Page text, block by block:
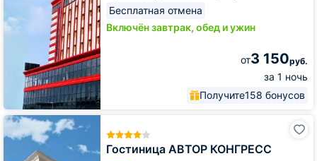
Бесплатная отмена
Включён завтрак, обед и ужин
от3 150руб.
за 1 ночь
Получите158 бонусов
Гостиница АВТОР КОНГРЕСС
Гостиница
АВТОР
КОНГРЕСС